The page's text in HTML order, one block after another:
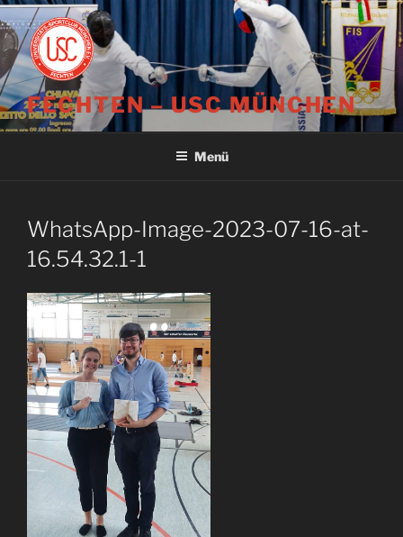
Zum
Inhalt
springen
FECHTEN – USC MÜNCHEN
Menü
WhatsApp-Image-2023-07-16-at-
16.54.32.1-1